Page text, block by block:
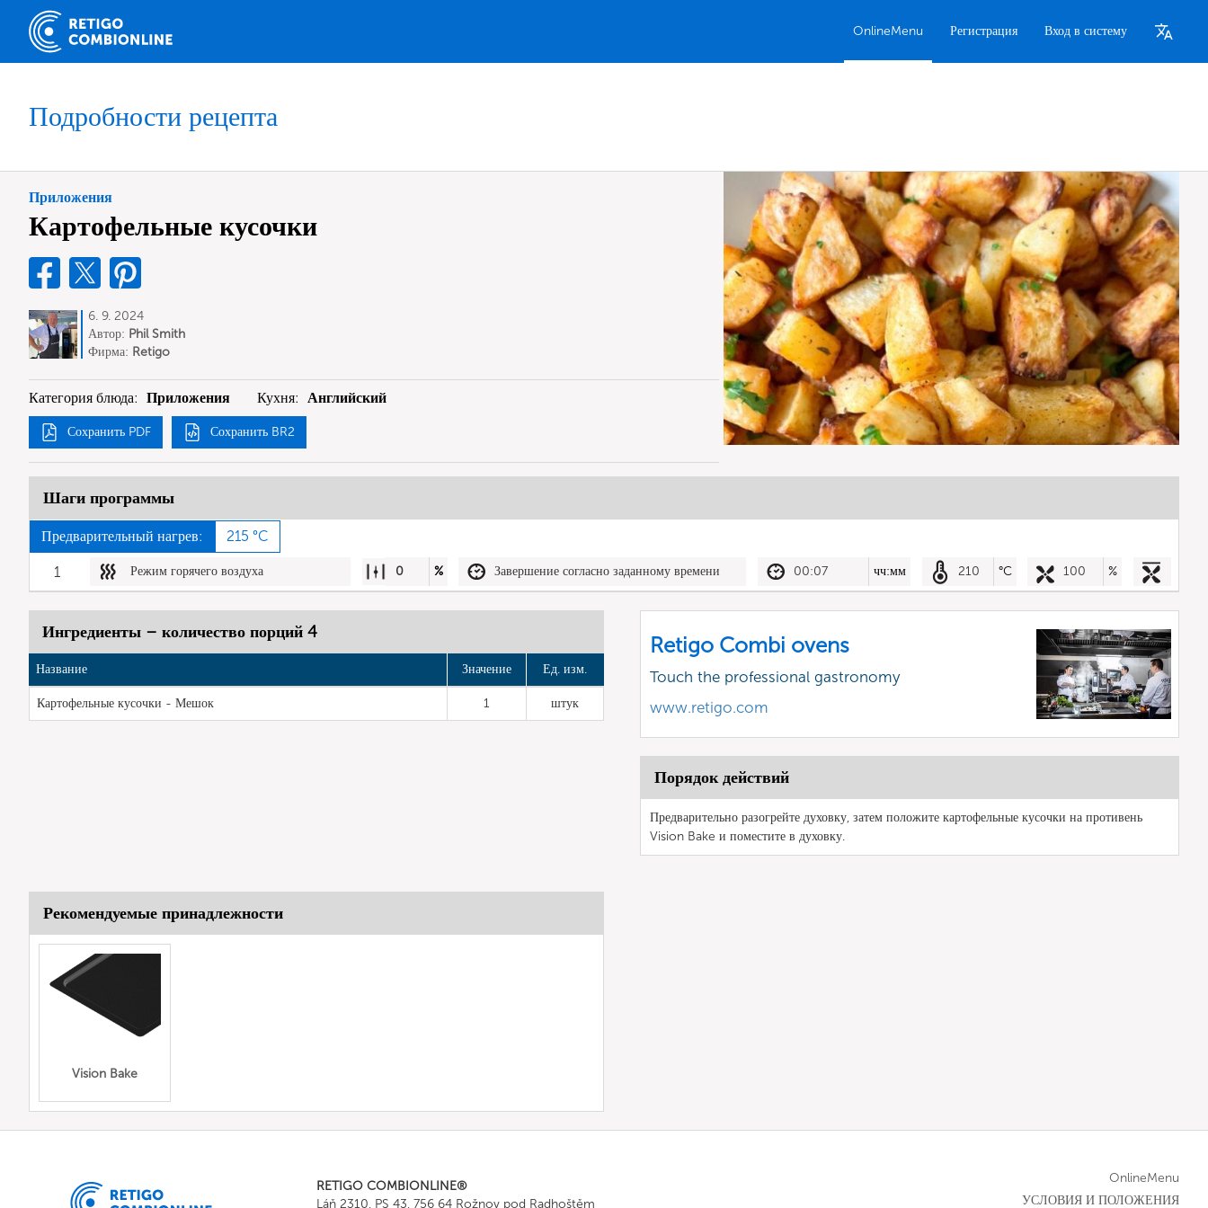
OnlineMenu Регистрация Вход в систему
Подробности рецепта
Приложения
Картофельные кусочки
6. 9. 2024
Автор: Phil Smith
Фирма: Retigo
Категория блюда: Приложения Кухня: Английский
Сохранить PDF Сохранить BR2
Шаги программы
Предварительный нагрев: 215 °C
1 Режим горячего воздуха 0 % Завершение согласно заданному времени 00:07 чч:мм 210 °C 100 %
Ингредиенты – количество порций 4
Название Значение Ед. изм.
Картофельные кусочки - Мешок 1 штук
Retigo Combi ovens
Touch the professional gastronomy
www.retigo.com
Порядок действий
Предварительно разогрейте духовку, затем положите картофельные кусочки на противень
Vision Bake и поместите в духовку.
Рекомендуемые принадлежности
Vision Bake
RETIGO COMBIONLINE®
Láň 2310, PS 43, 756 64 Rožnov pod Radhoštěm
OnlineMenu
УСЛОВИЯ И ПОЛОЖЕНИЯ